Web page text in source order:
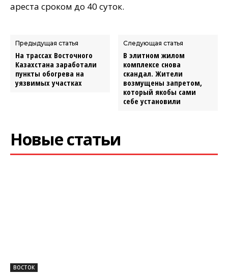
ареста сроком до 40 суток.
Предыдущая статья
На трассах Восточного
Казахстана заработали
пункты обогрева на
уязвимых участках
Следующая статья
В элитном жилом
комплексе снова
скандал. Жители
возмущены запретом,
который якобы сами
себе установили
Новые статьи
ВОСТОК